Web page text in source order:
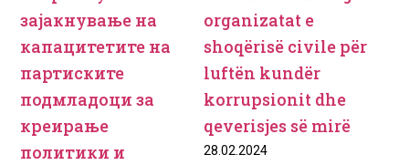
зајакнување на
капацитетите на
партиските
подмладоци за
креирање
политики и
organizatat e
shoqërisë civile për
luftën kundër
korrupsionit dhe
qeverisjes së mirë
28.02.2024